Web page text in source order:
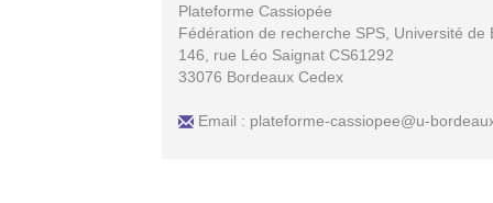
Plateforme Cassiopée
Fédération de recherche SPS, Université de
146, rue Léo Saignat CS61292
33076 Bordeaux Cedex
Email : plateforme-cassiopee@u-